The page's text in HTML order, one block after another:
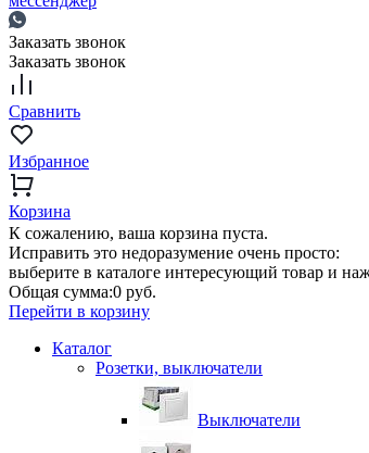
Заказать звонок
Заказать звонок
Сравнить
Избранное
Корзина
К сожалению, ваша корзина пуста.
Исправить это недоразумение очень просто:
выберите в каталоге интересующий товар и
Общая сумма:0 руб.
Перейти в корзину
Каталог
Розетки, выключатели
Выключатели